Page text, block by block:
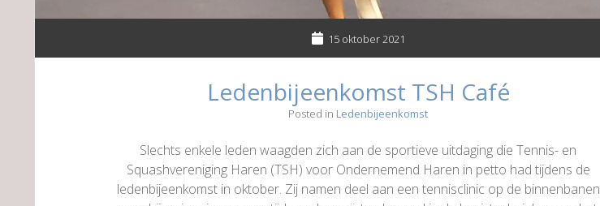
15 oktober 2021
Ledenbijeenkomst TSH Café
Posted in Ledenbijeenkomst
Slechts enkele leden waagden zich aan de sportieve uitdaging die Tennis- en
Squashvereniging Haren (TSH) voor Ondernemend Haren in petto had tijdens de
ledenbijeenkomst in oktober. Zij namen deel aan een tennisclinic op de binnenbanen